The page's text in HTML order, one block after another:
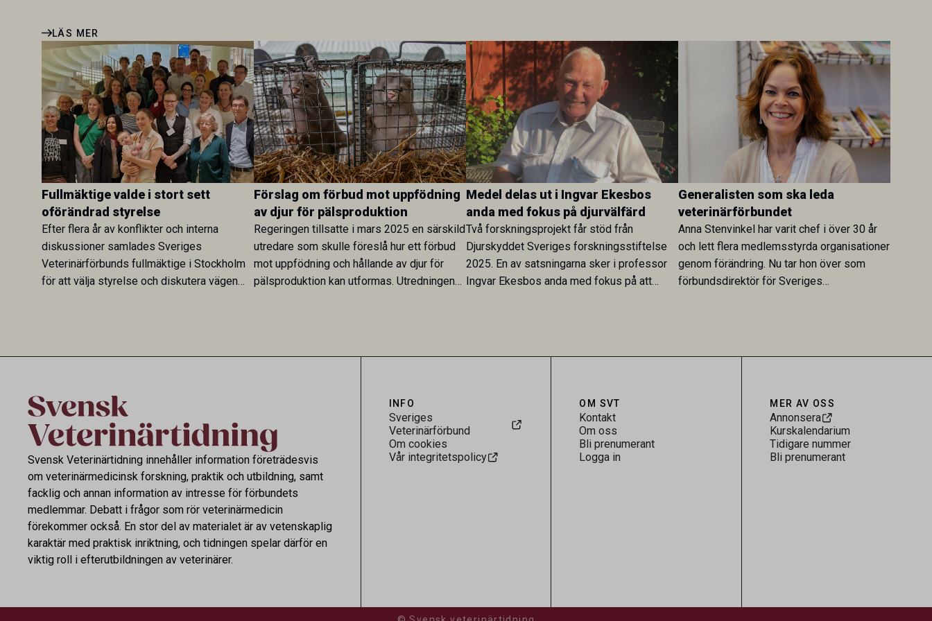
LÄS MER
Fullmäktige valde i stort sett
oförändrad styrelse
Efter flera år av konflikter och interna
diskussioner samlades Sveriges
Veterinärförbunds fullmäktige i Stockholm
för att välja styrelse och diskutera vägen
Förslag om förbud mot uppfödning
av djur för pälsproduktion
Regeringen tillsatte i mars 2025 en särskild
utredare som skulle föreslå hur ett förbud
mot uppfödning och hållande av djur för
pälsproduktion kan utformas. Utredningen
Medel delas ut i Ingvar Ekesbos
anda med fokus på djurvälfärd
Två forskningsprojekt får stöd från
Djurskyddet Sveriges forskningsstiftelse
2025. En av satsningarna sker i professor
Ingvar Ekesbos anda med fokus på att
Generalisten som ska leda
veterinärförbundet
Anna Stenvinkel har varit chef i över 30 år
och lett flera medlemsstyrda organisationer
genom förändring. Nu tar hon över som
förbundsdirektör för Sveriges
Svensk Veterinärtidning innehåller information företrädesvis
om veterinärmedicinsk forskning, praktik och utbildning, samt
facklig och annan information av intresse för förbundets
medlemmar. Debatt i frågor som rör veterinärmedicin
förekommer också. En stor del av materialet är av vetenskaplig
karaktär med praktisk inriktning, och tidningen spelar därför en
viktig roll i efterutbildningen av veterinärer.
INFO
Sveriges
Veterinärförbund
Om cookies
Vår integritetspolicy
OM SVT
Kontakt
Om oss
Bli prenumerant
Logga in
MER AV OSS
Annonsera
Kurskalendarium
Tidigare nummer
Bli prenumerant